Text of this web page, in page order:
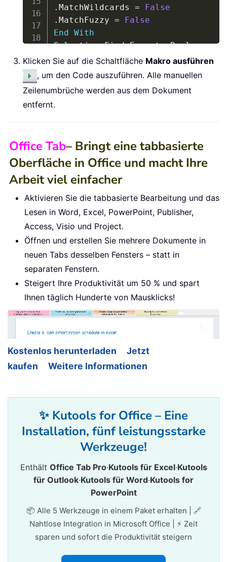
. MatchWildcards =
False
. MatchFuzzy =
False
End With
Selection.Find.Execute Replace:=
End Sub
Klicken Sie auf die Schaltfläche Makro ausführen
, um den Code auszuführen. Alle manuellen
Zeilenumbrüche werden aus dem Dokument
entfernt.
Office Tab– Bringt eine tabbasierte
Oberfläche in Office und macht Ihre
Arbeit viel einfacher
Aktivieren Sie die tabbasierte Bearbeitung und das
Lesen in Word, Excel, PowerPoint, Publisher,
Access, Visio und Project.
Öffnen und erstellen Sie mehrere Dokumente in
neuen Tabs desselben Fensters – statt in
separaten Fenstern.
Steigert Ihre Produktivität um 50 % und spart
Ihnen täglich Hunderte von Mausklicks!
Kostenlos herunterladen
Jetzt
kaufen
Weitere Informationen
✨ Kutools for Office – Eine
Installation, fünf leistungsstarke
Werkzeuge!
Enthält Office Tab Pro·Kutools für Excel·Kutools
für Outlook·Kutools für Word·Kutools for
PowerPoint
📦 Alle 5 Werkzeuge in einem Paket erhalten | 🔗
Nahtlose Integration in Microsoft Office | ⚡ Zeit
sparen und sofort die Produktivität steigern